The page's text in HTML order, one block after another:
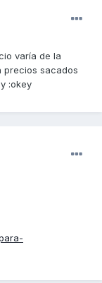
varía de la
precios sacados
:okey